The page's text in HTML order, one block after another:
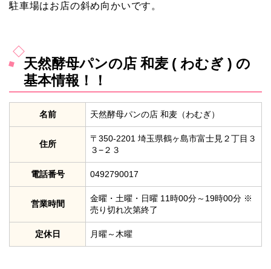
駐車場はお店の斜め向かいです。
天然酵母パンの店 和麦 ( わむぎ ) の
基本情報！！
名前 天然酵母パンの店 和麦（わむぎ）
住所
〒350-2201 埼玉県鶴ヶ島市富士見２丁目３
３−２３
電話番号 0492790017
営業時間
金曜・土曜・日曜 11時00分～19時00分 ※
売り切れ次第終了
定休日 月曜～木曜